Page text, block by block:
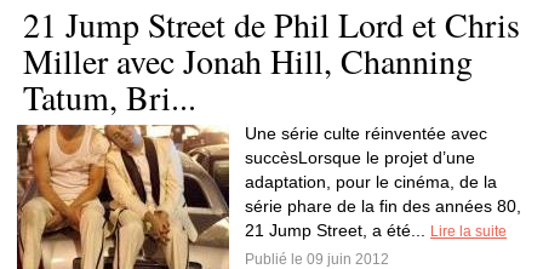
21 Jump Street de Phil Lord et Chris
Miller avec Jonah Hill, Channing
Tatum, Bri...
Une série culte réinventée avec
succèsLorsque le projet d’une
adaptation, pour le cinéma, de la
série phare de la fin des années 80,
21 Jump Street, a été...
Lire la suite
Publié le 09 juin 2012